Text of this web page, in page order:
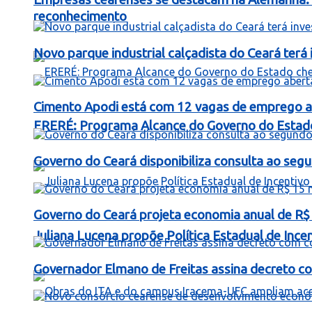
reconhecimento
ERERÉ: Programa Alcance do Governo do
Juliana Lucena propõe Política Estadual de
Novo parque industrial calçadista do Ceará
Cimento Apodi está com 12 vagas de emprego
Governo do Ceará disponibiliza consulta ao
Governo do Ceará projeta economia anual de
Governador Elmano de Freitas assina decreto